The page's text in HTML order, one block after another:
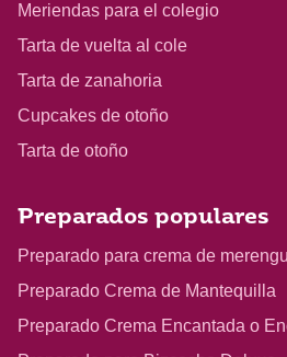
Meriendas para el colegio
Tarta de vuelta al cole
Tarta de zanahoria
Cupcakes de otoño
Tarta de otoño
Preparados populares
Preparado para crema de
Preparado Crema de Mantequilla
Preparado Crema Encantada o